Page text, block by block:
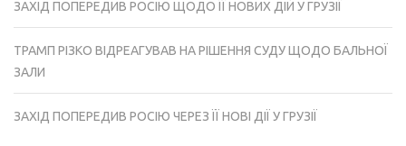
ЗАХІД ПОПЕРЕДИВ РОСІЮ ЩОДО ЇЇ НОВИХ ДІЙ У ГРУЗІЇ
ТРАМП РІЗКО ВІДРЕАГУВАВ НА РІШЕННЯ СУДУ ЩОДО БАЛЬНОЇ
ЗАЛИ
ЗАХІД ПОПЕРЕДИВ РОСІЮ ЧЕРЕЗ ЇЇ НОВІ ДІЇ У ГРУЗІЇ